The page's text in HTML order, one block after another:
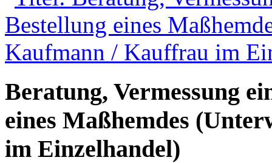
Beratung, Vermessung
eines Maßhemdes
im Einzelhandel)